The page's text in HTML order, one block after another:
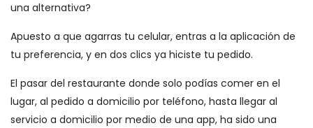
una alternativa?
Apuesto a que agarras tu celular, entras a la aplicación de
tu preferencia, y en dos clics ya hiciste tu pedido.
El pasar del restaurante donde solo podías comer en el
lugar, al pedido a domicilio por teléfono, hasta llegar al
servicio a domicilio por medio de una app, ha sido una